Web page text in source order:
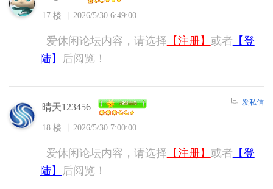
17 楼 2026/5/30 6:49:00
爱休闲论坛内容，请选择 【注册】 或者 【登
陆】
后阅览！
晴天123456
18 楼 2026/5/30 7:00:00
发私信
爱休闲论坛内容，请选择 【注册】 或者 【登
陆】
后阅览！